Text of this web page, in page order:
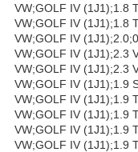
VW;GOLF IV (1J1);1.8
VW;GOLF IV (1J1);1.8
VW;GOLF IV
VW;GOLF IV (1J1);2.3
VW;GOLF IV (1J1);2.3
VW;GOLF IV (1J1);1.9
VW;GOLF IV (1J1);1.9
VW;GOLF IV (1J1);1.9
VW;GOLF IV (1J1);1.9
VW;GOLF IV (1J1);1.9